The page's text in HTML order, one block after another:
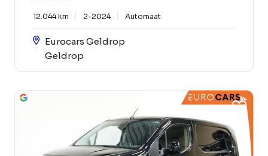
12.044 km 2-2024 Automaat
Eurocars Geldrop
Geldrop